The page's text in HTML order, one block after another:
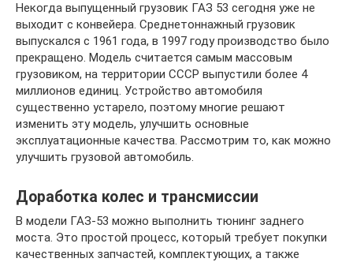
Некогда выпущенный грузовик ГАЗ 53 сегодня уже не
выходит с конвейера. Среднетоннажный грузовик
выпускался с 1961 года, в 1997 году производство было
прекращено. Модель считается самым массовым
грузовиком, на территории СССР выпустили более 4
миллионов единиц. Устройство автомобиля
существенно устарело, поэтому многие решают
изменить эту модель, улучшить основные
эксплуатационные качества. Рассмотрим то, как можно
улучшить грузовой автомобиль.
Доработка колес и трансмиссии
В модели ГАЗ-53 можно выполнить тюнинг заднего
моста. Это простой процесс, который требует покупки
качественных запчастей, комплектующих, а также